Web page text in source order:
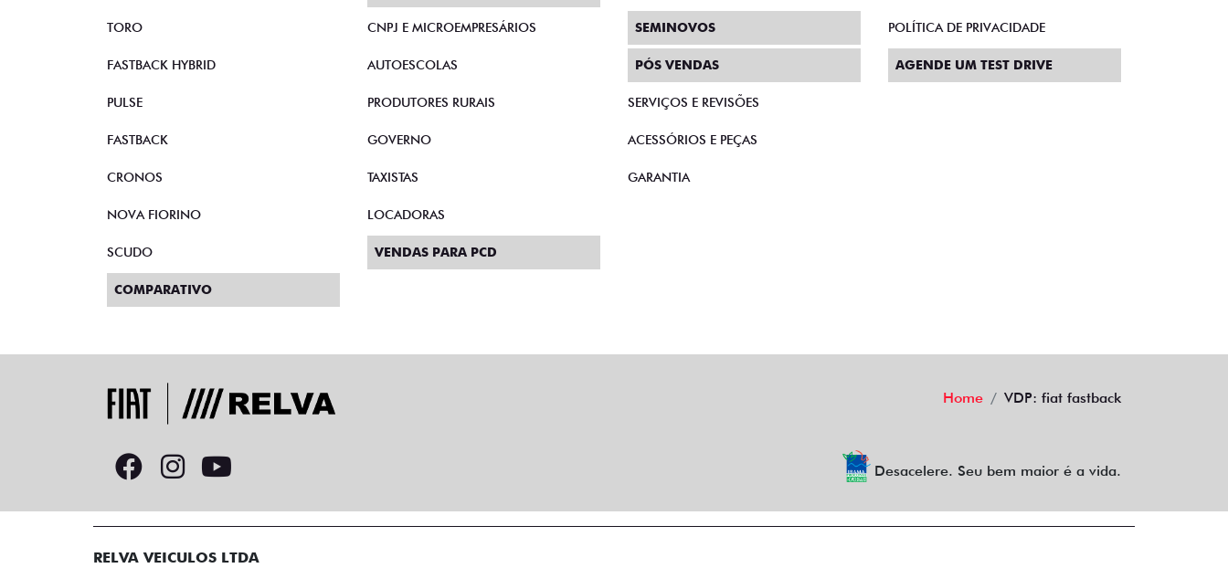
TORO
FASTBACK HYBRID
PULSE
FASTBACK
CRONOS
NOVA FIORINO
SCUDO
CNPJ E MICROEMPRESÁRIOS
AUTOESCOLAS
PRODUTORES RURAIS
GOVERNO
TAXISTAS
LOCADORAS
VENDAS PARA PCD
SEMINOVOS
PÓS VENDAS
SERVIÇOS E REVISÕES
ACESSÓRIOS E PEÇAS
GARANTIA
POLÍTICA DE PRIVACIDADE
AGENDE UM TEST DRIVE
COMPARATIVO
Home VDP: fiat fastback
Desacelere. Seu bem maior é a vida.
RELVA VEICULOS LTDA